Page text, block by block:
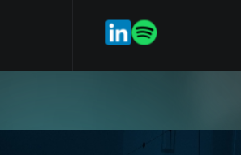
Servicios en línea